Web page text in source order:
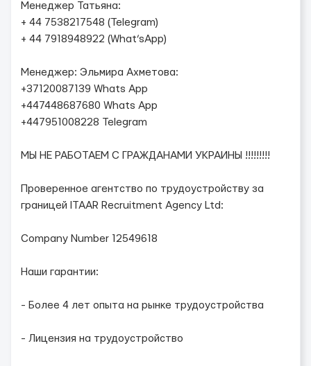
Менеджер Татьяна:
+ 44 7538217548 (Telegram)
+ 44 7918948922 (What’sApp)
Менеджер: Эльмира Ахметова:
+37120087139 Whats App
+447448687680 Whats App
+447951008228 Telegram
МЫ НЕ РАБОТАЕМ С ГРАЖДАНАМИ УКРАИНЫ !!!!!!!!!
Проверенное агентство по трудоустройству за
границей ITAAR Recruitment Agency Ltd:
Company Number 12549618
Наши гарантии:
- Более 4 лет опыта на рынке трудоустройства
- Лицензия на трудоустройство